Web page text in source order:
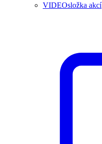
VIDEOsložka akcí